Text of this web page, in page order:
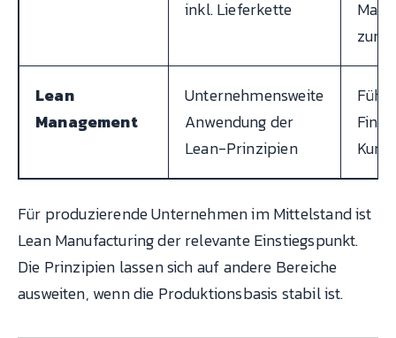
inkl. Lieferkette
zum
Lean
Management
Unternehmensweite
Anwendung der
Lean-Prinzipien
Für produzierende Unternehmen im Mittelstand ist
Lean Manufacturing der relevante Einstiegspunkt.
Die Prinzipien lassen sich auf andere Bereiche
ausweiten, wenn die Produktionsbasis stabil ist.